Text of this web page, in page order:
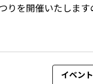
りを開催いたします
イベン